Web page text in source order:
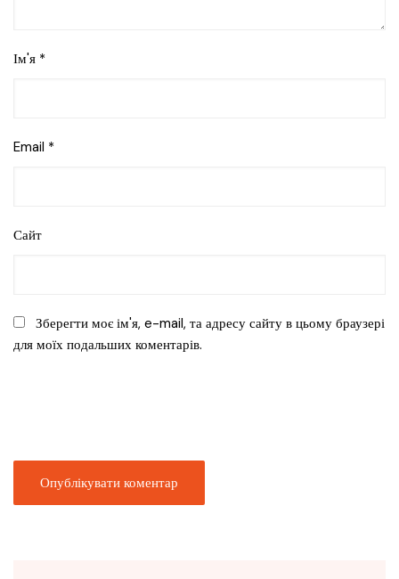
Ім'я *
Email *
Сайт
Зберегти моє ім'я, e-mail, та адресу сайту в цьому браузері
для моїх подальших коментарів.